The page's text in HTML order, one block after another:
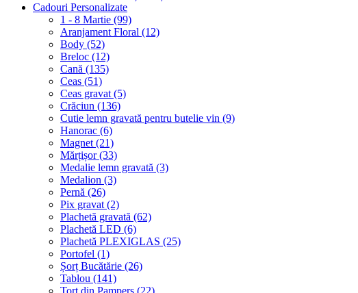
Cadouri Personalizate
1 - 8 Martie (99)
Aranjament Floral (12)
Body (52)
Breloc (12)
Cană (135)
Ceas (51)
Ceas gravat (5)
Crăciun (136)
Cutie lemn gravată pentru butelie vin (9)
Hanorac (6)
Magnet (21)
Mărțișor (33)
Medalie lemn gravată (3)
Medalion (3)
Pernă (26)
Pix gravat (2)
Plachetă gravată (62)
Plachetă LED (6)
Plachetă PLEXIGLAS (25)
Portofel (1)
Șorț Bucătărie (26)
Tablou (141)
Tort din Pampers (22)